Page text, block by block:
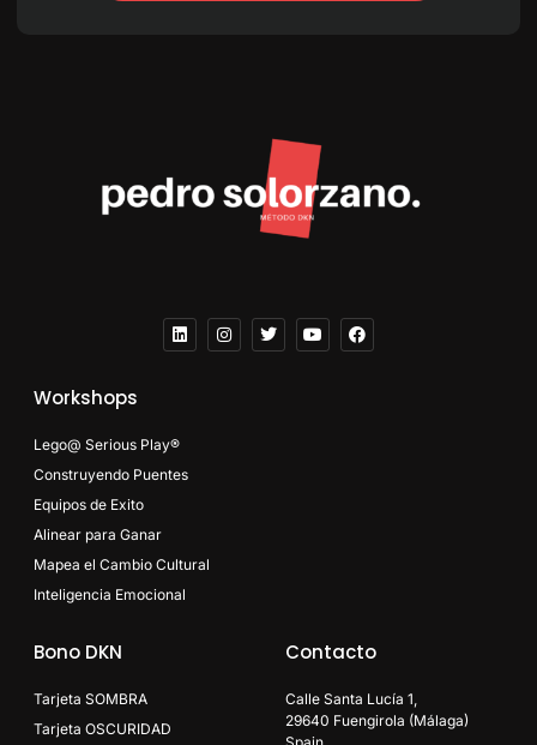
Workshops
Lego@ Serious Play®
Construyendo Puentes
Equipos de Exito
Alinear para Ganar
Mapea el Cambio Cultural
Inteligencia Emocional
Bono DKN
Tarjeta SOMBRA
Tarjeta OSCURIDAD
Contacto
Calle Santa Lucía 1,
29640 Fuengirola (Málaga)
Spain